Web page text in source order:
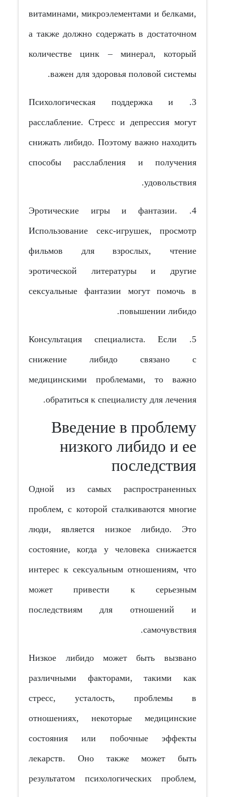
витаминами, микроэлементами и белками,
а также должно содержать в достаточном
количестве цинк – минерал, который
важен для здоровья половой системы.
3. Психологическая поддержка и
расслабление. Стресс и депрессия могут
снижать либидо. Поэтому важно находить
способы расслабления и получения
удовольствия.
4. Эротические игры и фантазии.
Использование секс-игрушек, просмотр
фильмов для взрослых, чтение
эротической литературы и другие
сексуальные фантазии могут помочь в
повышении либидо.
5. Консультация специалиста. Если
снижение либидо связано с
медицинскими проблемами, то важно
обратиться к специалисту для лечения.
Введение в проблему
низкого либидо и ее
последствия
Одной из самых распространенных
проблем, с которой сталкиваются многие
люди, является низкое либидо. Это
состояние, когда у человека снижается
интерес к сексуальным отношениям, что
может привести к серьезным
последствиям для отношений и
самочувствия.
Низкое либидо может быть вызвано
различными факторами, такими как
стресс, усталость, проблемы в
отношениях, некоторые медицинские
состояния или побочные эффекты
лекарств. Оно также может быть
результатом психологических проблем,